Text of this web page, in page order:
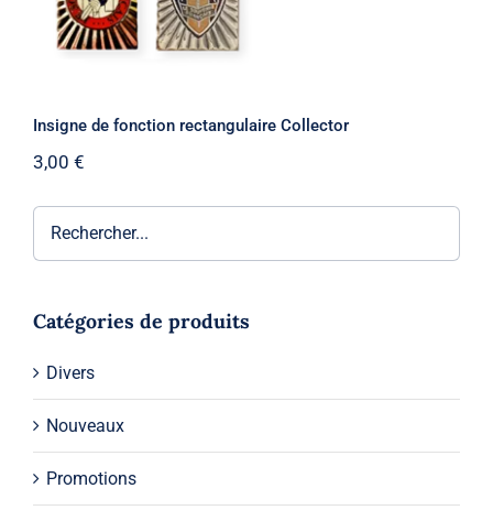
Insigne de fonction rectangulaire Collector
3,00 €
Catégories de produits
Divers
Nouveaux
Promotions